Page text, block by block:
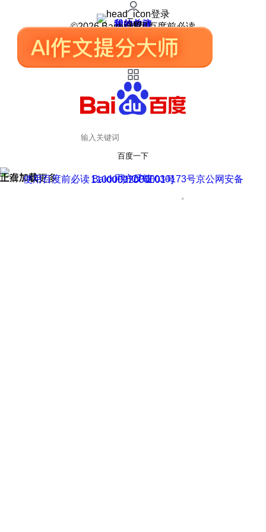
登录
我的关注
我的收藏
皮肤中心
用户反馈
设置
©2026 Baidu 使用百度前必读
百度一下
正在加载
上滑加载更多 用户反馈
使用百度前必读 Baidu 京ICP证030173号
京公网安备11000002000001号